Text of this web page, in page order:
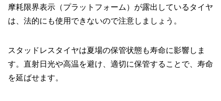
摩耗限界表示（プラットフォーム）が露出しているタイヤ
は、法的にも使用できないので注意しましょう。
スタッドレスタイヤは夏場の保管状態も寿命に影響しま
す。直射日光や高温を避け、適切に保管することで、寿命
を延ばせます。